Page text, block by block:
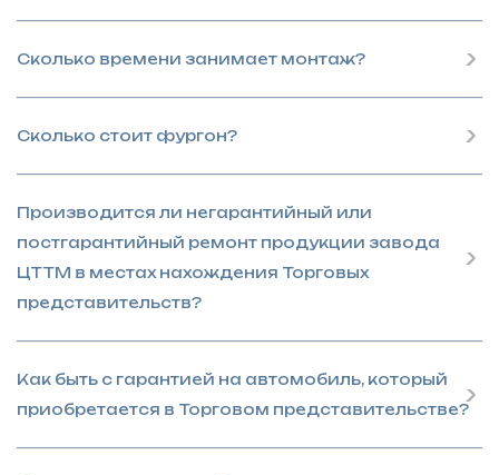
Сколько времени занимает монтаж?
Сколько стоит фургон?
Производится ли негарантийный или
постгарантийный ремонт продукции завода
ЦТТМ в местах нахождения Торговых
представительств?
Как быть с гарантией на автомобиль, который
приобретается в Торговом представительстве?